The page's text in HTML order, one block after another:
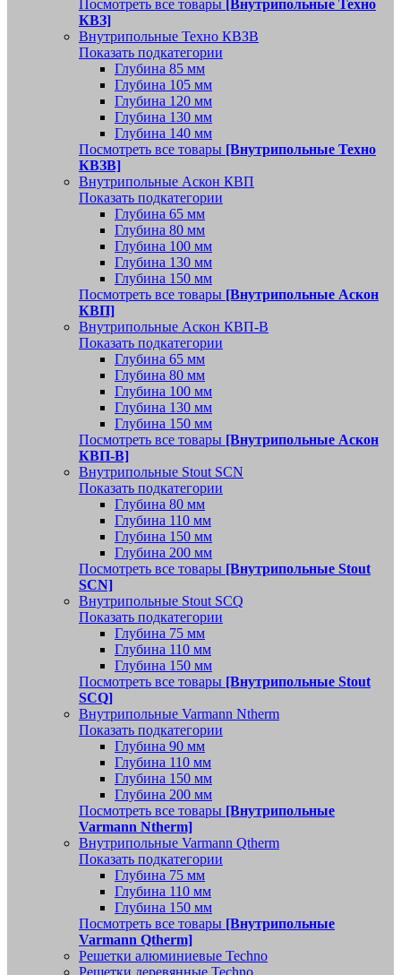
Посмотреть все товары [Внутрипольные Техно
КВЗ]
Внутрипольные Техно КВЗВ
Показать подкатегории
Глубина 85 мм
Глубина 105 мм
Глубина 120 мм
Глубина 130 мм
Глубина 140 мм
Посмотреть все товары [Внутрипольные Техно
КВЗВ]
Внутрипольные Аскон КВП
Показать подкатегории
Глубина 65 мм
Глубина 80 мм
Глубина 100 мм
Глубина 130 мм
Глубина 150 мм
Посмотреть все товары [Внутрипольные Аскон
КВП]
Внутрипольные Аскон КВП-В
Показать подкатегории
Глубина 65 мм
Глубина 80 мм
Глубина 100 мм
Глубина 130 мм
Глубина 150 мм
Посмотреть все товары [Внутрипольные Аскон
КВП-В]
Внутрипольные Stout SCN
Показать подкатегории
Глубина 80 мм
Глубина 110 мм
Глубина 150 мм
Глубина 200 мм
Посмотреть все товары [Внутрипольные Stout
SCN]
Внутрипольные Stout SCQ
Показать подкатегории
Глубина 75 мм
Глубина 110 мм
Глубина 150 мм
Посмотреть все товары [Внутрипольные Stout
SCQ]
Внутрипольные Varmann Ntherm
Показать подкатегории
Глубина 90 мм
Глубина 110 мм
Глубина 150 мм
Глубина 200 мм
Посмотреть все товары [Внутрипольные
Varmann Ntherm]
Внутрипольные Varmann Qtherm
Показать подкатегории
Глубина 75 мм
Глубина 110 мм
Глубина 150 мм
Посмотреть все товары [Внутрипольные
Varmann Qtherm]
Решетки алюминиевые Techno
Решетки деревянные Techno